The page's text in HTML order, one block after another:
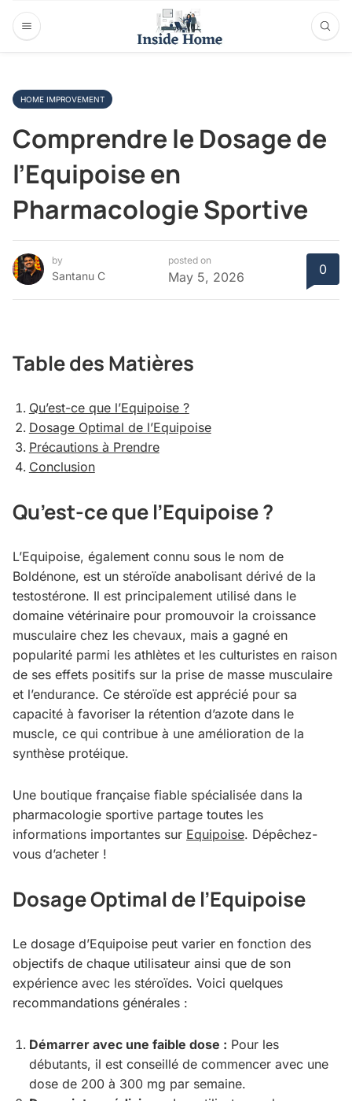
HOME IMPROVEMENT
Comprendre le Dosage de
l’Equipoise en
Pharmacologie Sportive
by
Santanu C
posted on
May 5, 2026 0
Table des Matières
Qu’est-ce que l’Equipoise ?
Dosage Optimal de l’Equipoise
Précautions à Prendre
Conclusion
Qu’est-ce que l’Equipoise ?
L’Equipoise, également connu sous le nom de
Boldénone, est un stéroïde anabolisant dérivé de la
testostérone. Il est principalement utilisé dans le
domaine vétérinaire pour promouvoir la croissance
musculaire chez les chevaux, mais a gagné en
popularité parmi les athlètes et les culturistes en raison
de ses effets positifs sur la prise de masse musculaire
et l’endurance. Ce stéroïde est apprécié pour sa
capacité à favoriser la rétention d’azote dans le
muscle, ce qui contribue à une amélioration de la
synthèse protéique.
Une boutique française fiable spécialisée dans la
pharmacologie sportive partage toutes les
informations importantes sur Equipoise. Dépêchez-
vous d’acheter !
Dosage Optimal de l’Equipoise
Le dosage d’Equipoise peut varier en fonction des
objectifs de chaque utilisateur ainsi que de son
expérience avec les stéroïdes. Voici quelques
recommandations générales :
Démarrer avec une faible dose : Pour les
débutants, il est conseillé de commencer avec une
dose de 200 à 300 mg par semaine.